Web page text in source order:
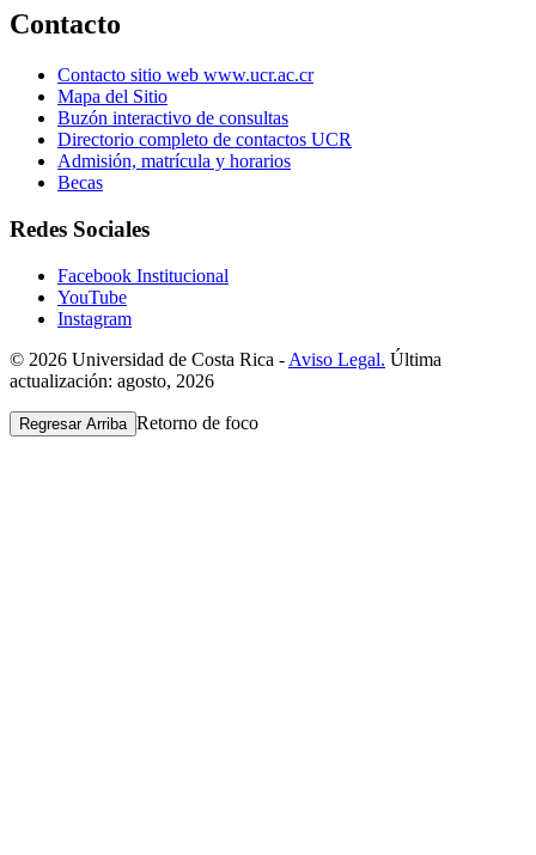
Contacto
Contacto sitio web www.ucr.ac.cr
Mapa del Sitio
Buzón interactivo de consultas
Directorio completo de contactos UCR
Admisión, matrícula y horarios
Becas
Redes Sociales
Facebook Institucional
YouTube
Instagram
© 2026 Universidad de Costa Rica - Aviso Legal. Última
actualización: agosto, 2026
Regresar Arriba Retorno de foco